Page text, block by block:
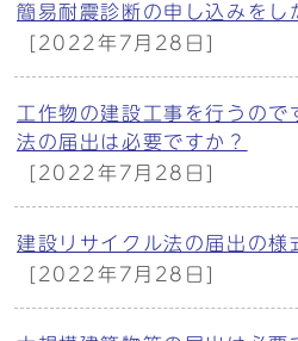
簡易耐震診断の申し込みをし
[2022年7月28日]
工作物の建設工事を行うので
法の届出は必要ですか？
[2022年7月28日]
建設リサイクル法の届出の様
[2022年7月28日]